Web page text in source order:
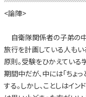
<論陣>
自衛隊関係者の子弟の中
旅行を計画している人もい
原則。受験をひかえている
期間中だが、中には「ちょ
する。しかし、ことしはイ